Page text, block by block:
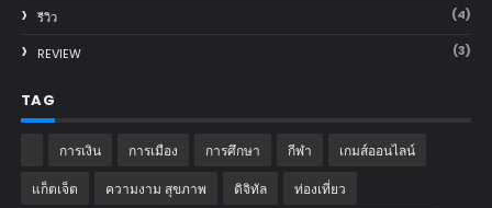
รีวิว (4)
REVIEW (3)
TAG
การเงิน การเมือง การศึกษา กีฬา เกมส์ออนไลน์
แก็ตเจ็ต ความงาม สุขภาพ ดิจิทัล ท่องเที่ยว